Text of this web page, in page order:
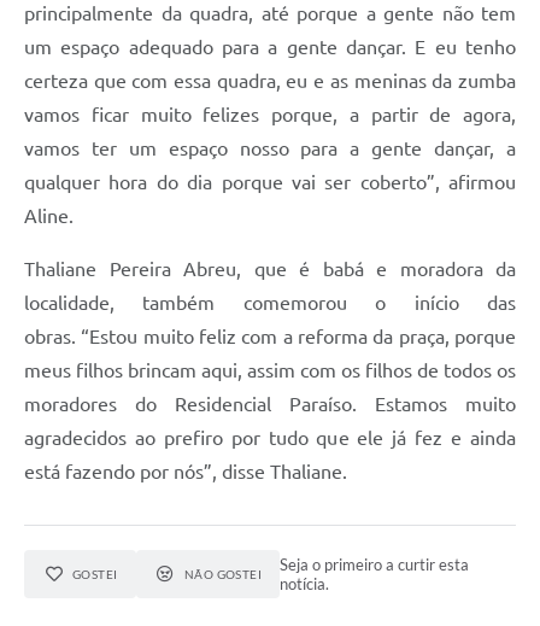
principalmente da quadra, até porque a gente não tem
um espaço adequado para a gente dançar. E eu tenho
certeza que com essa quadra, eu e as meninas da zumba
vamos ficar muito felizes porque, a partir de agora,
vamos ter um espaço nosso para a gente dançar, a
qualquer hora do dia porque vai ser coberto”, afirmou
Aline.
Thaliane Pereira Abreu, que é babá e moradora da
localidade, também comemorou o início das
obras. “Estou muito feliz com a reforma da praça, porque
meus filhos brincam aqui, assim com os filhos de todos os
moradores do Residencial Paraíso. Estamos muito
agradecidos ao prefiro por tudo que ele já fez e ainda
está fazendo por nós”, disse Thaliane.
GOSTEI NÃO GOSTEI
Seja o primeiro a curtir esta
notícia.